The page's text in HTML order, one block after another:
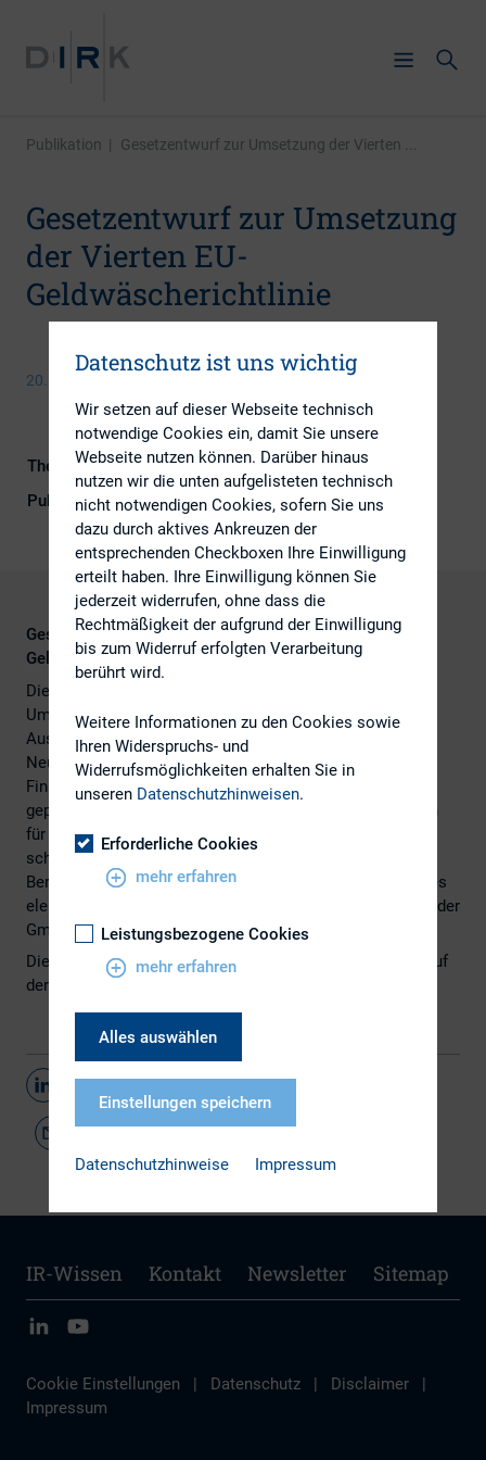
Publikation | Gesetzentwurf zur Umsetzung der Vierten ...
Gesetzentwurf zur Umsetzung
der Vierten EU-
Geldwäscherichtlinie
20. März 2017
Themengebiet
Kapitalmarktrecht
Publikationsform
Externe Publikationen
Gesetzentwurf zur Umsetzung der Vierten EU-
Geldwäscherichtlinie
Die Bundesregierung hat den Entwurf eines Gesetzes zur
Umsetzung der Vierten EU-Geldwäscherichtlinie, zur
Ausführung der EU-Geldtransferverordnung und zur
Neuorganisation der Zentralstelle für
Finanztransaktionsuntersuchungen beschlossen. Das
geplante Gesetz soll unter anderem die Voraussetzungen
für ein zentrales elektronisches Transparenzregister
schaffen, welches Angaben zu den wirtschaftlich
Berechtigten von Unternehmen enthält. Die Einführung des
elektronischen Transparenzregisters hat Änderungen bei der
GmbH-Gesellschafterliste (§ 40 GmbHG) zur Folge.
Die Pressemitteilung imVolltext
vom 22. Februar 2017 auf
der Seite des
Teilen
IR-Wissen Kontakt Newsletter Sitemap
Cookie Einstellungen | Datenschutz | Disclaimer
|
Impressum
Datenschutz ist uns wichtig
Wir setzen auf dieser Webseite technisch
notwendige Cookies ein, damit Sie unsere
Webseite nutzen können. Darüber hinaus
nutzen wir die unten aufgelisteten technisch
nicht notwendigen Cookies, sofern Sie uns
dazu durch aktives Ankreuzen der
entsprechenden Checkboxen Ihre Einwilligung
erteilt haben. Ihre Einwilligung können Sie
jederzeit widerrufen, ohne dass die
Rechtmäßigkeit der aufgrund der Einwilligung
bis zum Widerruf erfolgten Verarbeitung
berührt wird.
Weitere Informationen zu den Cookies sowie
Ihren Widerspruchs- und
Widerrufsmöglichkeiten erhalten Sie in
unseren Datenschutzhinweisen.
Erforderliche Cookies
mehr erfahren
Leistungsbezogene Cookies
mehr erfahren
Alles auswählen
Einstellungen speichern
Datenschutzhinweise Impressum